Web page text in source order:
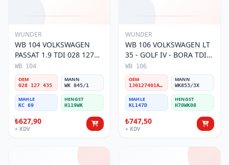
WUNDER
WB 104 VOLKSWAGEN
PASSAT 1.9 TDI 028 127
435 Yakıt/Mazot Filtresi
WB 104
OEM
028 127 435
MANN
WK 845/1
MAHLE
KC 69
HENGST
H119WK
₺627,90
+ KDV
WUNDER
WB 106 VOLKSWAGEN LT
35 - GOLF IV - BORA TDI
1J0 127 401 Yakıt/Mazot
Filtresi
WB 106
OEM
1J0127401A/2D0127399/1J0127399A
MANN
WK853/3X
MAHLE
KL147D
HENGST
H70WK08
₺747,50
+ KDV